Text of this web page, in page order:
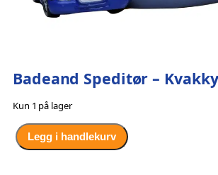
Badeand Speditør –
Kun 1 på lager
B
a
Legg i handlekurv